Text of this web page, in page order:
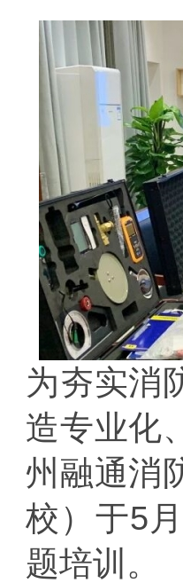
为夯实消
造专业化
州融通消
校）于5
题培训。